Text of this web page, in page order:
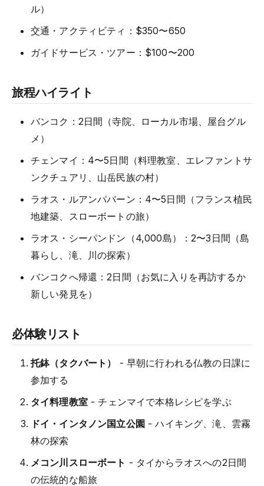
ル）
交通・アクティビティ：$350〜650
ガイドサービス・ツアー：$100〜200
旅程ハイライト
バンコク：2日間（寺院、ローカル市場、屋台グル
メ）
チェンマイ：4〜5日間（料理教室、エレファントサ
ンクチュアリ、山岳民族の村）
ラオス・ルアンパバーン：4〜5日間（フランス植民
地建築、スローボートの旅）
ラオス・シーパンドン（4,000島）：2〜3日間（島
暮らし、滝、川の探索）
バンコクへ帰還：2日間（お気に入りを再訪するか
新しい発見を）
必体験リスト
托鉢（タクバート）
- 早朝に行われる仏教の日課に
参加する
タイ料理教室- チェンマイで本格レシピを学ぶ
ドイ・インタノン国立公園- ハイキング、滝、雲霧
林の探索
メコン川スローボート - タイからラオスへの2日間
の伝統的な船旅